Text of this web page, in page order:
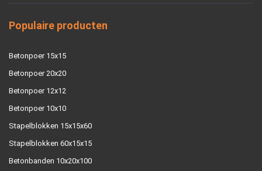
Populaire producten
Betonpoer 15x15
Betonpoer 20x20
Betonpoer 12x12
Betonpoer 10x10
Stapelblokken 15x15x60
Stapelblokken 60x15x15
Betonbanden 10x20x100